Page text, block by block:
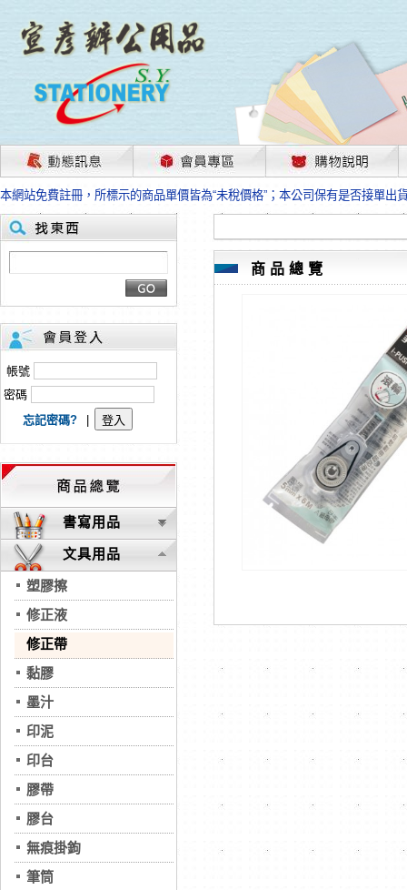
茲因國際情勢變化石油及塑化原物料波動漲幅甚大，部份上游供應商已採取
本網站免費註冊，所標示的商品單價皆為“未稅價格”；本公司保有是否接單出
HP、EPSON、CANON原廠耗材價格浮動，下單前請先跟客服人員確認最新
本網站免費註冊，所標示的商品單價皆為“未稅價格”；本公司保有是否接單出
匯款客戶請注意！因商品繁複來不及發現短缺，遂待客服人員跟您確認訂單
本網站免費註冊，所標示的商品單價皆為“未稅價格”；本公司保有是否接單出
茲因國際情勢變化石油及塑化原物料波動漲幅甚大，部份上游供應商已採取
本網站免費註冊，所標示的商品單價皆為“未稅價格”；本公司保有是否接單出
HP、EPSON、CANON原廠耗材價格浮動，下單前請先跟客服人員確認最新
本網站免費註冊，所標示的商品單價皆為“未稅價格”；本公司保有是否接單出
匯款客戶請注意！因商品繁複來不及發現短缺，遂待客服人員跟您確認訂單
本網站免費註冊，所標示的商品單價皆為“未稅價格”；本公司保有是否接單出
帳號
密碼
忘記密碼?
書寫用品
文具用品
塑膠擦
修正液
修正帶
黏膠
墨汁
印泥
印台
膠帶
膠台
無痕掛鉤
筆筒
商品總覽